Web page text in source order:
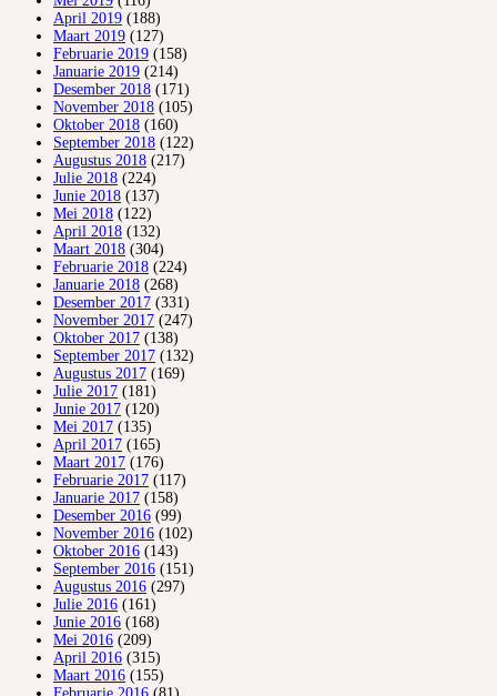
April 2019 (188)
Maart 2019 (127)
Februarie 2019 (158)
Januarie 2019 (214)
Desember 2018 (171)
November 2018 (105)
Oktober 2018 (160)
September 2018 (122)
Augustus 2018 (217)
Julie 2018 (224)
Junie 2018 (137)
Mei 2018 (122)
April 2018 (132)
Maart 2018 (304)
Februarie 2018 (224)
Januarie 2018 (268)
Desember 2017 (331)
November 2017 (247)
Oktober 2017 (138)
September 2017 (132)
Augustus 2017 (169)
Julie 2017 (181)
Junie 2017 (120)
Mei 2017 (135)
April 2017 (165)
Maart 2017 (176)
Februarie 2017 (117)
Januarie 2017 (158)
Desember 2016 (99)
November 2016 (102)
Oktober 2016 (143)
September 2016 (151)
Augustus 2016 (297)
Julie 2016 (161)
Junie 2016 (168)
Mei 2016 (209)
April 2016 (315)
Maart 2016 (155)